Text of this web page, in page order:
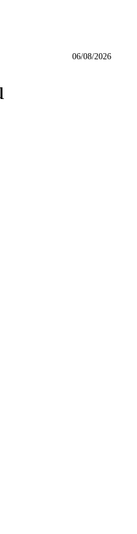
06/08/2026